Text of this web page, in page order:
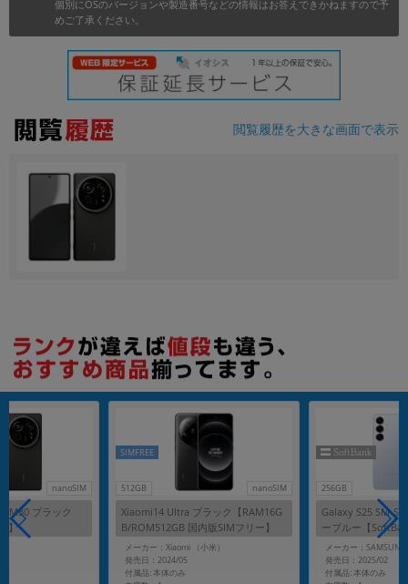
個別にOSのバージョンや製造番号などの情報はお答えできかねますので予
めご了承ください。
閲覧履歴を大きな画面で表示
nanoSIM
M30 ブラック
】
512GB nanoSIM
SIMFREE
Xiaomi14 Ultra ブラック【RAM16G
B/ROM512GB 国内版SIMフリー】
メーカー：Xiaomi （小米）
発売日：2024/05
付属品: 本体のみ
256GB
Galaxy S25 SM-
ーブルー【
メーカー：SAMSUNG
発売日：2025/02
付属品: 本体のみ
月 から
各項目のチェックボックスは「or検索」となります。
ただし機能別のみ「and検索」となります。